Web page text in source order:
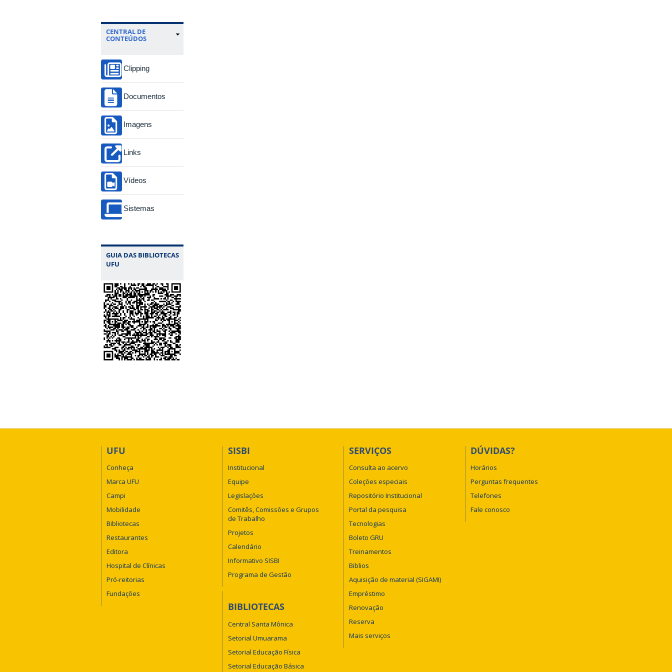
CENTRAL DE
CONTEÚDOS
Clipping
Documentos
Imagens
Links
Vídeos
Sistemas
GUIA DAS BIBLIOTECAS
UFU
UFU
Conheça
Marca UFU
Campi
Mobilidade
Bibliotecas
Restaurantes
Editora
Hospital de Clínicas
Pró-reitorias
Fundações
SISBI
Institucional
Equipe
Legislações
Comitês, Comissões e Grupos
de Trabalho
Projetos
Calendário
Informativo SISBI
Programa de Gestão
BIBLIOTECAS
Central Santa Mônica
Setorial Umuarama
Setorial Educação Física
Setorial Educação Básica
SERVIÇOS
Consulta ao acervo
Coleções especiais
Repositório Institucional
Portal da pesquisa
Tecnologias
Boleto GRU
Treinamentos
Biblios
Aquisição de material (SIGAMI)
Empréstimo
Renovação
Reserva
Mais serviços
DÚVIDAS?
Horários
Perguntas frequentes
Telefones
Fale conosco